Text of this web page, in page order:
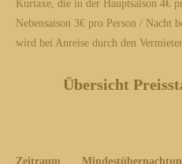
Kurtaxe, die in der Hauptsaison 4€
Nebensaison 3€ pro Person / Nacht
wird bei Anreise durch den
Übersicht
Zeitraum